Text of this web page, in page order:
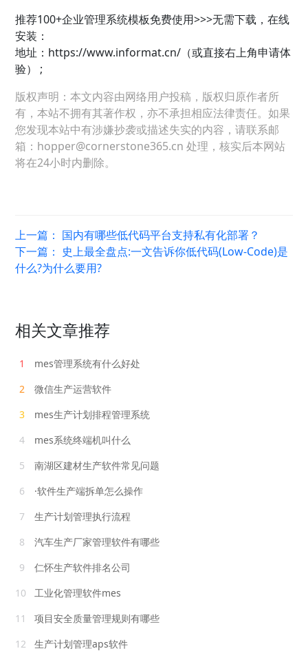
推荐100+企业管理系统模板免费使用>>>无需下载，在线
安装：
地址： https://www.informat.cn/（或直接右上角申请体
验） ;
版权声明：本文内容由网络用户投稿，版权归原作者所
有，本站不拥有其著作权，亦不承担相应法律责任。如果
您发现本站中有涉嫌抄袭或描述失实的内容，请联系邮
箱：hopper@cornerstone365.cn 处理，核实后本网站
将在24小时内删除。
上一篇： 国内有哪些低代码平台支持私有化部署？
下一篇： 史上最全盘点:一文告诉你低代码(Low-Code)是
什么?为什么要用?
相关文章推荐
1
mes管理系统有什么好处
2
微信生产运营软件
3
mes生产计划排程管理系统
4
mes系统终端机叫什么
5
南湖区建材生产软件常见问题
6
·软件生产端拆单怎么操作
7
生产计划管理执行流程
8
汽车生产厂家管理软件有哪些
9
仁怀生产软件排名公司
10
工业化管理软件mes
11
项目安全质量管理规则有哪些
12
生产计划管理aps软件